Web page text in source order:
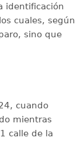
identificación
cuales, según
sino que
cuando
mientras
calle de la